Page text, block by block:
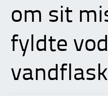
om sit
fyldte